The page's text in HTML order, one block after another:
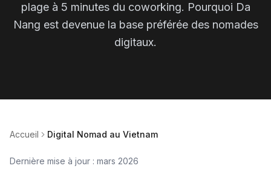
plage à 5 minutes du coworking. Pourquoi Da
Nang est devenue la base préférée des nomades
digitaux.
Accueil Digital Nomad au Vietnam
Dernière mise à jour : mars 2026